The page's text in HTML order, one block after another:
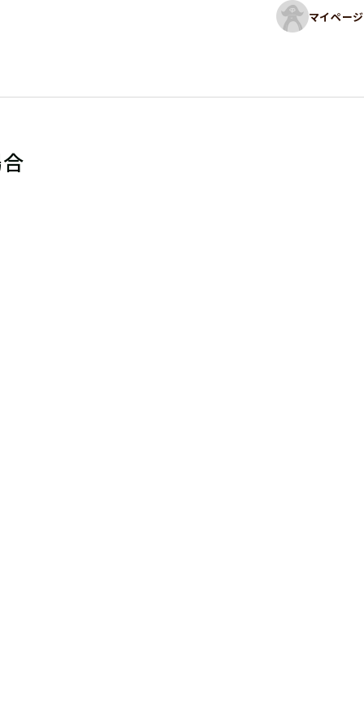
マイページ